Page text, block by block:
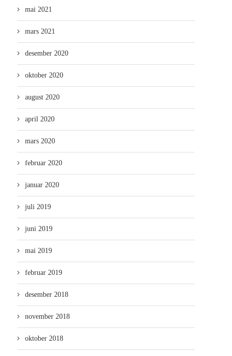
mai 2021
mars 2021
desember 2020
oktober 2020
august 2020
april 2020
mars 2020
februar 2020
januar 2020
juli 2019
juni 2019
mai 2019
februar 2019
desember 2018
november 2018
oktober 2018